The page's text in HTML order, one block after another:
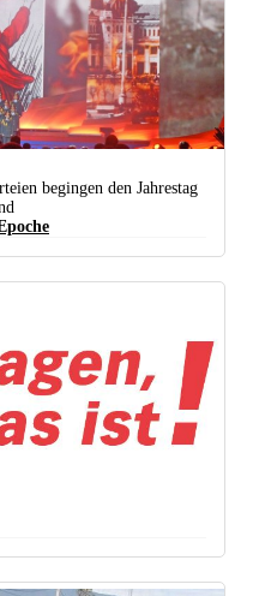
Und Den Folgenden Jahren. (foto: Günter
begingen den Jahrestag